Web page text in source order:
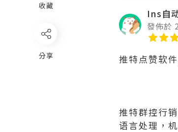
Ins自
發佈於
推特点赞软
推特群控行
语言处理，
收藏
分享